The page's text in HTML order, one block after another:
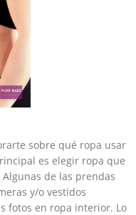
sobre qué ropa usar
es elegir ropa que
de las prendas
y/o vestidos
fotos en ropa interior. Lo